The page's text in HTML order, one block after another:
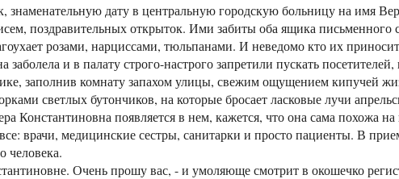
знаменательную дату в центральную городскую больницу на имя
поздравительных открыток. Ими забиты оба ящика письменного
розами, нарциссами, тюльпанами. И неведомо кто их
заболела и в палату строго-настрого запретили пускать
заполнив комнату запахом улицы, свежим ощущением кипучей
светлых бутончиков, на которые бросает ласковые лучи
Константиновна появляется в нем, кажется, что она сама похожа
врачи, медицинские сестры, санитарки и просто пациенты. В
человека.
Очень прошу вас, - и умоляюще смотрит в окошечко